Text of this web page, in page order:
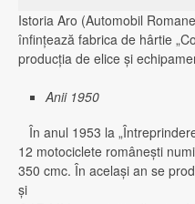
Istoria Aro (Automobil
înfinţează fabrica de hârtie
producţia de elice şi
Anii 1950
În anul 1953 la
12 motociclete româneşti
350 cmc. În acelaşi an se
şi